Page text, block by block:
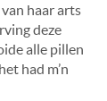
haar arts
deze
alle pillen
had m’n